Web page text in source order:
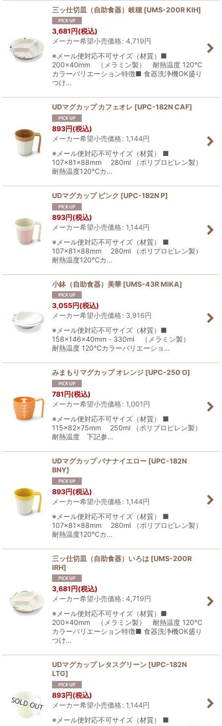
三ッ仕切皿（自助食器）岐穂 [UMS-200R KIH]
3,681円(税込)
メーカー希望小売価格: 4,719円
※メール便対応不可サイズ（材質）■
200×40mm （メラミン製） 耐熱温度 120℃
カラーバリエーション特徴■ 食器洗浄機OK盛り
つけ…
UDマグカップ カフェオレ [UPC-182N CAF]
893円(税込)
メーカー希望小売価格: 1,144円
※メール便対応不可サイズ（材質） ■
107×81×88mm 280ml （ポリプロピレン製）
耐熱温度120℃カ…
UDマグカップ ピンク [UPC-182N P]
893円(税込)
メーカー希望小売価格: 1,144円
※メール便対応不可サイズ（材質） ■
107×81×88mm 280ml （ポリプロピレン製）
耐熱温度120℃カ…
小鉢（自助食器）美華 [UMS-43R MIKA]
3,055円(税込)
メーカー希望小売価格: 3,916円
※メール便対応不可サイズ（材質）■
158×146×40mm・330ml （メラミン製）
耐熱温度 120℃カラーバリエーショ…
みまもりマグカップ オレンジ [UPC-250 O]
781円(税込)
メーカー希望小売価格: 1,001円
※メール便対応不可サイズ（材質） ■
115×82×75mm 250ml （ポリプロピレン製）
耐熱温度 下記参…
UDマグカップ バナナイエロー [UPC-182N
BNY]
893円(税込)
メーカー希望小売価格: 1,144円
※メール便対応不可サイズ（材質） ■
107×81×88mm 280ml （ポリプロピレン製）
耐熱温度120℃カ…
三ッ仕切皿（自助食器）いろは [UMS-200R
IRH]
3,681円(税込)
メーカー希望小売価格: 4,719円
※メール便対応不可サイズ（材質）■
200×40mm （メラミン製） 耐熱温度 120℃
カラーバリエーション特徴■ 食器洗浄機OK盛り
つけ…
UDマグカップ レタスグリーン [UPC-182N
LTG]
893円(税込)
メーカー希望小売価格: 1,144円
※メール便対応不可サイズ（材質） ■